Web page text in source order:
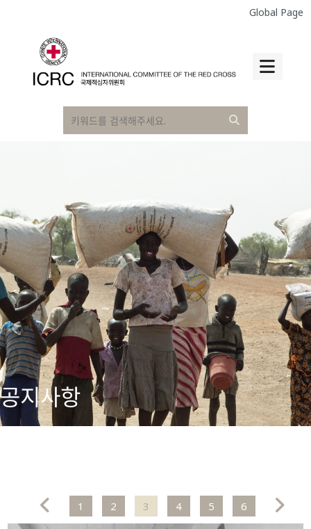
Global Page
공지사항
1 2 3 4 5 6